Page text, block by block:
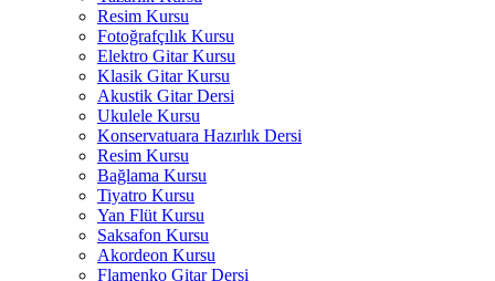
Resim Kursu
Fotoğrafçılık Kursu
Elektro Gitar Kursu
Klasik Gitar Kursu
Akustik Gitar Dersi
Ukulele Kursu
Konservatuara Hazırlık Dersi
Resim Kursu
Bağlama Kursu
Tiyatro Kursu
Yan Flüt Kursu
Saksafon Kursu
Akordeon Kursu
Flamenko Gitar Dersi